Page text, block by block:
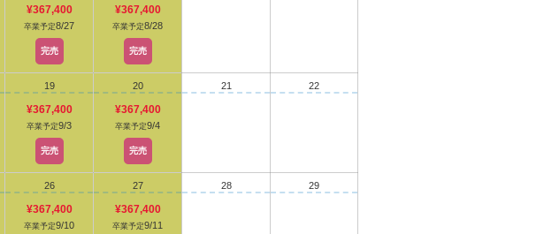
¥367,400
卒業予定8/27
完売
¥367,400
卒業予定8/28
完売
19
¥367,400
卒業予定9/3
完売
20
¥367,400
卒業予定9/4
完売
21 22
26
¥367,400
卒業予定9/10
27
¥367,400
卒業予定9/11
28 29